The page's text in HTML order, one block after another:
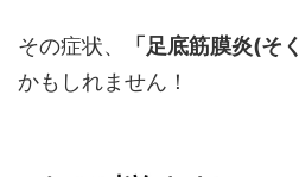
その症状、
「足底筋膜炎(そ
かもしれません！